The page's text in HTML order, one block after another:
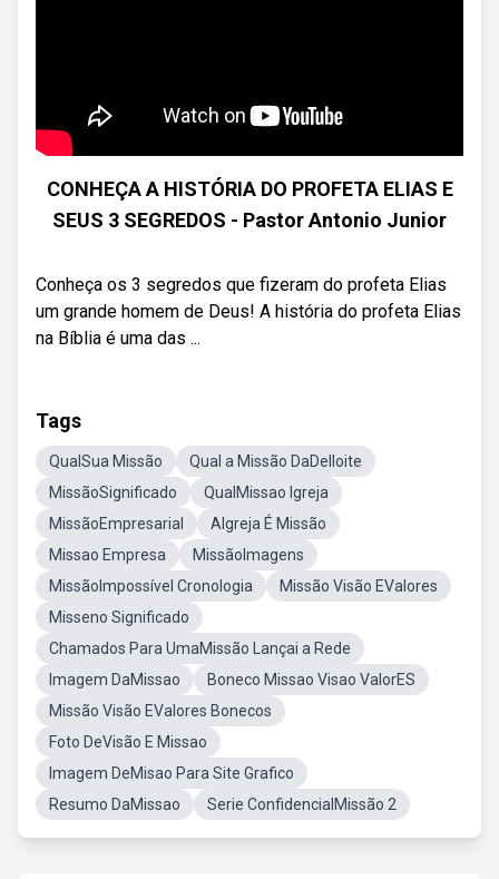
CONHEÇA A HISTÓRIA DO PROFETA ELIAS E
SEUS 3 SEGREDOS - Pastor Antonio Junior
Conheça os 3 segredos que fizeram do profeta Elias
um grande homem de Deus! A história do profeta Elias
na Bíblia é uma das ...
Tags
QualSua Missão
Qual a Missão DaDelloite
MissãoSignificado
QualMissao Igreja
MissãoEmpresarial
AIgreja É Missão
Missao Empresa
MissãoImagens
MissãoImpossível Cronologia
Missão Visão EValores
Misseno Significado
Chamados Para UmaMissão Lançai a Rede
Imagem DaMissao
Boneco Missao Visao ValorES
Missão Visão EValores Bonecos
Foto DeVisão E Missao
Imagem DeMisao Para Site Grafico
Resumo DaMissao
Serie ConfidencialMissão 2